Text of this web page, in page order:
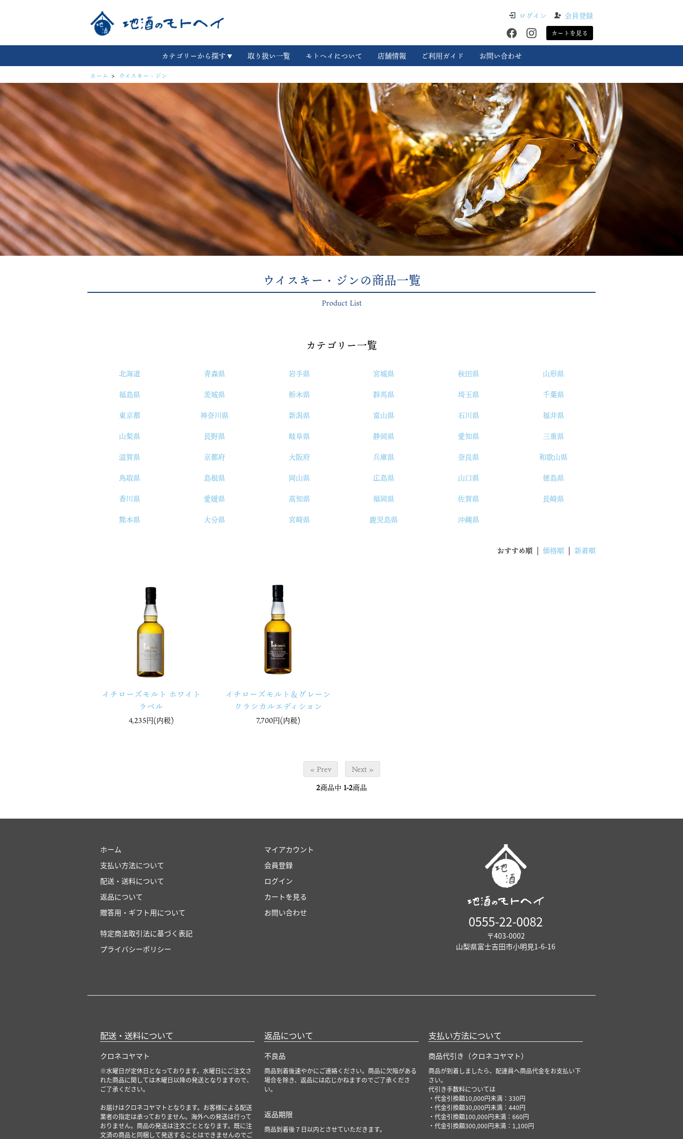
ログイン 会員登録
カートを見る
カテゴリーから探す 取り扱い一覧 モトヘイについて 店舗情報 ご利用ガイド お問い合わせ
ホーム > ウイスキー・ジン
ウイスキー・ジンの商品一覧
Product List
カテゴリー一覧
北海道 青森県 岩手県 宮城県 秋田県
山形県
福島県
茨城県 栃木県 群馬県 埼玉県
千葉県
東京都
神奈川県 新潟県 富山県 石川県
福井県
山梨県
長野県 岐阜県 静岡県 愛知県
三重県
滋賀県
京都府 大阪府 兵庫県 奈良県
和歌山県
鳥取県
島根県 岡山県 広島県 山口県
徳島県
香川県
愛媛県 高知県 福岡県 佐賀県
長崎県
熊本県
大分県 宮崎県 鹿児島県 沖縄県
おすすめ順 | 価格順 | 新着順
イチローズモルト ホワイト
ラベル
4,235円(内税)
イチローズモルト＆グレーン
クラシカルエディション
7,700円(内税)
« Prev
Next »
2商品中 1-2商品
ホーム
支払い方法について
配送・送料について
返品について
贈答用・ギフト用について
特定商法取引法に基づく表記
プライバシーポリシー
マイアカウント
会員登録
ログイン
カートを見る
お問い合わせ
0555-22-0082
〒403-0002
山梨県富士吉田市小明見1-6-16
配送・送料について
クロネコヤマト
※水曜日が定休日となっております。水曜日にご注文さ
れた商品に関しては木曜日以降の発送となりますので、
ご了承ください。
お届けはクロネコヤマトとなります。お客様による配送
業者の指定は承っておりません。海外への発送は行って
おりません。商品の発送は注文ごととなります。既に注
文済の商品と同梱して発送することはできませんのでご
返品について
不良品
商品到着後速やかにご連絡ください。商品に欠陥がある
場合を除き、返品には応じかねますのでご了承くださ
い。
返品期限
商品到着後７日以内とさせていただきます。
支払い方法について
商品代引き（クロネコヤマト）
商品が到着しましたら、配達員へ商品代金をお支払い下
さい。
代引き手数料については
・代金引換額10,000円未満：330円
・代金引換額30,000円未満：440円
・代金引換額100,000円未満：660円
・代金引換額300,000円未満：1,100円